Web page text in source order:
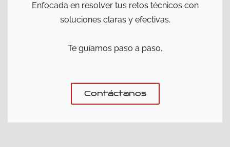
Enfocada en resolver tus retos técnicos con
soluciones claras y efectivas.
Te guíamos paso a paso.
Contáctanos